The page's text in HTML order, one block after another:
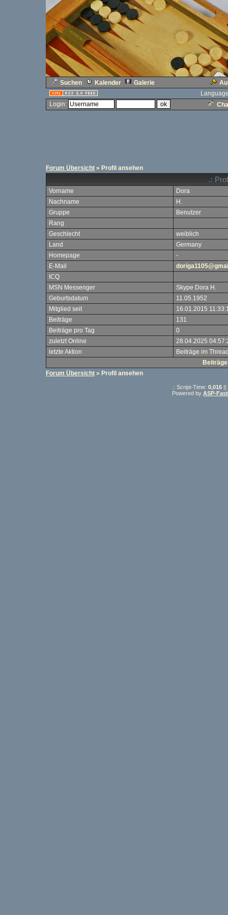
Suchen Kalender Galerie
Login:
Forum Übersicht » Profil ansehen
.:
Vorname
Dora
Nachname
H.
Gruppe
Benutzer
Rang
Geschlecht
weiblich
Land
Germany
Homepage
-
E-Mail
ICQ
MSN Messenger
Skype Dora H.
Geburtsdatum
11.05.1952
Mitglied seit
16.01.2015
Beiträge
131
Beiträge pro Tag
0
zuletzt Online
28.04.2025
letzte Aktion
Beiträge im
Forum Übersicht » Profil ansehen
.: Script-Time: 0,016 ||
Powered by ASP-